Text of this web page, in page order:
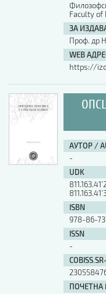
Faculty of
ЗА
Проф. др
WEB
https://
АУТОР /
-
UDK
ISBN
978-86-
ISSN
-
ПОЧЕТНА